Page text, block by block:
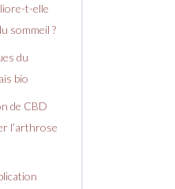
t-elle
sommeil ?
du
bio
de CBD
l’arthrose